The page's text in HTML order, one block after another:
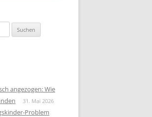
angezogen: Wie
31. Mai 2026
Problem